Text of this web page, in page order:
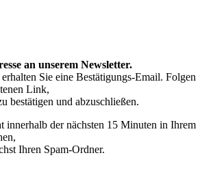
an unserem Newsletter.
Sie eine Bestätigungs-Email. Folgen
Link,
bestätigen und abzuschließen.
innerhalb der nächsten 15 Minuten in Ihrem
Ihren Spam-Ordner.